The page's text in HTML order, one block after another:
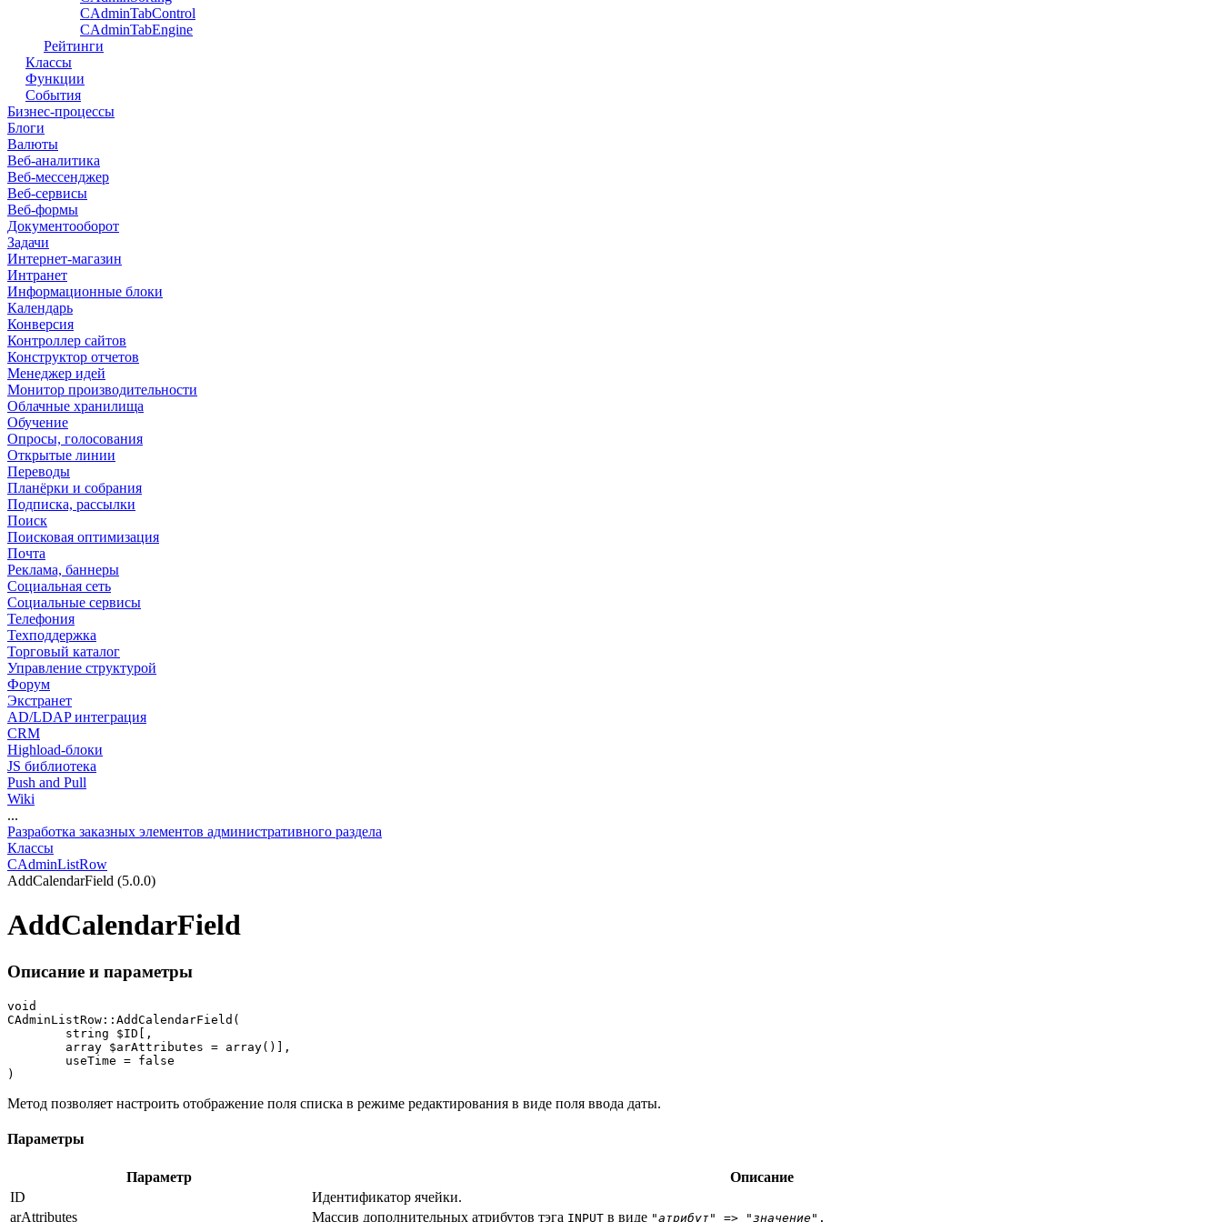
CAdminTabControl
CAdminTabEngine
Рейтинги
Классы
Функции
События
Бизнес-процессы
Блоги
Валюты
Веб-аналитика
Веб-мессенджер
Веб-сервисы
Веб-формы
Документооборот
Задачи
Интернет-магазин
Интранет
Информационные блоки
Календарь
Конверсия
Контроллер сайтов
Конструктор отчетов
Менеджер идей
Монитор производительности
Облачные хранилища
Обучение
Опросы, голосования
Открытые линии
Переводы
Планёрки и собрания
Подписка, рассылки
Поиск
Поисковая оптимизация
Почта
Реклама, баннеры
Социальная сеть
Социальные сервисы
Телефония
Техподдержка
Торговый каталог
Управление структурой
Форум
Экстранет
AD/LDAP интеграция
CRM
Highload-блоки
JS библиотека
Push and Pull
Wiki
...
Разработка заказных элементов административного раздела
Классы
CAdminListRow
AddCalendarField (5.0.0)
AddCalendarField
Описание и параметры
void
CAdminListRow::AddCalendarField(
)
Метод позволяет настроить отображение поля списка в режиме редактирования в виде поля ввода даты.
Параметры
Параметр
Описание
ID
Идентификатор ячейки.
arAttributes
Массив дополнительных атрибутов тэга INPUT в виде "атрибут" => "значение".